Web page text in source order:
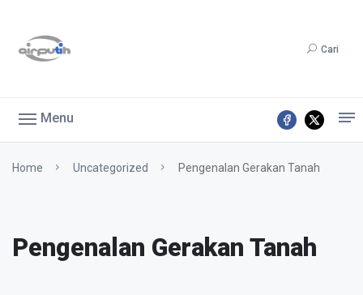
Cari
Menu
Home Uncategorized Pengenalan Gerakan Tanah
Pengenalan Gerakan Tanah